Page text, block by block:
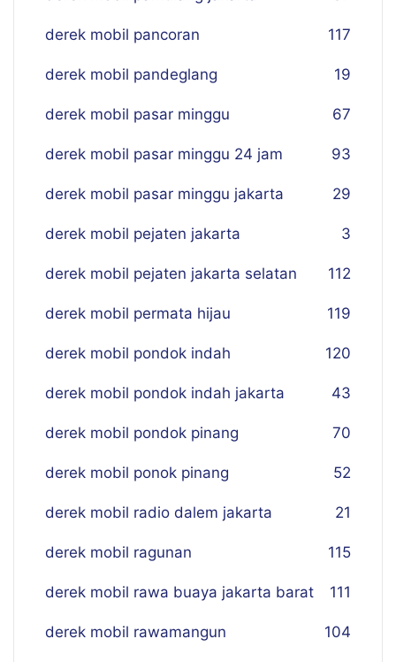
derek mobil pancoran 117
derek mobil pandeglang 19
derek mobil pasar minggu 67
derek mobil pasar minggu 24 jam 93
derek mobil pasar minggu jakarta 29
derek mobil pejaten jakarta 3
derek mobil pejaten jakarta selatan 112
derek mobil permata hijau 119
derek mobil pondok indah 120
derek mobil pondok indah jakarta 43
derek mobil pondok pinang 70
derek mobil ponok pinang 52
derek mobil radio dalem jakarta 21
derek mobil ragunan 115
derek mobil rawa buaya jakarta barat 111
derek mobil rawamangun 104